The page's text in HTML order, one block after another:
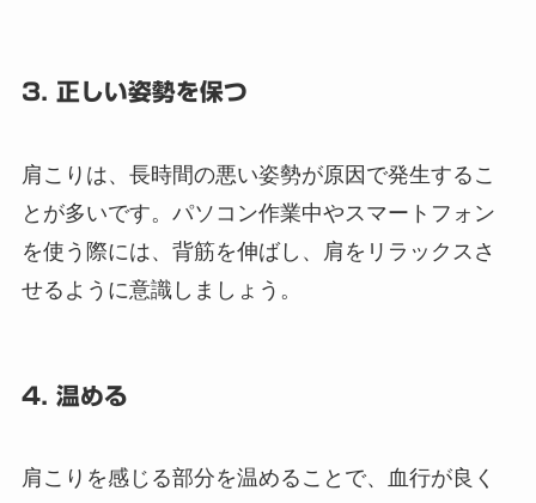
3. 正しい姿勢を保つ
肩こりは、長時間の悪い姿勢が原因で発生するこ
とが多いです。パソコン作業中やスマートフォン
を使う際には、背筋を伸ばし、肩をリラックスさ
せるように意識しましょう。
4. 温める
肩こりを感じる部分を温めることで、血行が良く